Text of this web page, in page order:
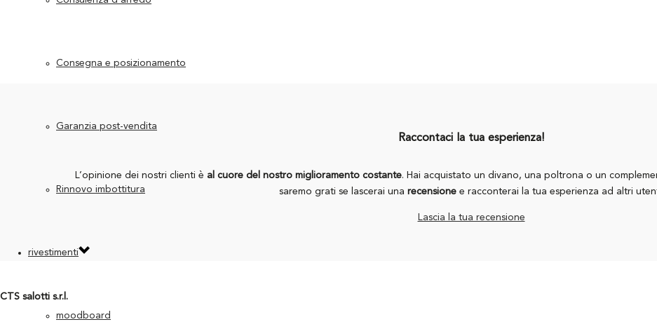
Consegna e posizionamento
Garanzia post-vendita
Rinnovo imbottitura
rivestimenti
moodboard
Raccontaci la tua esperienza!
L’opinione dei nostri clienti è al cuore del nostro miglioramento costante. Hai acquistato un divano, una poltrona o un
saremo grati se lascerai una recensionee racconterai la tua esperienza ad altri
Lascia la tua recensione
CTS salotti s.r.l.